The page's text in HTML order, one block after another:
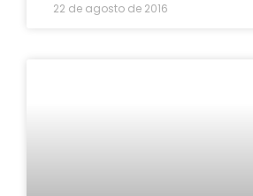
22 de agosto de 2016